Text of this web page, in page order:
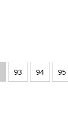
93 94 95